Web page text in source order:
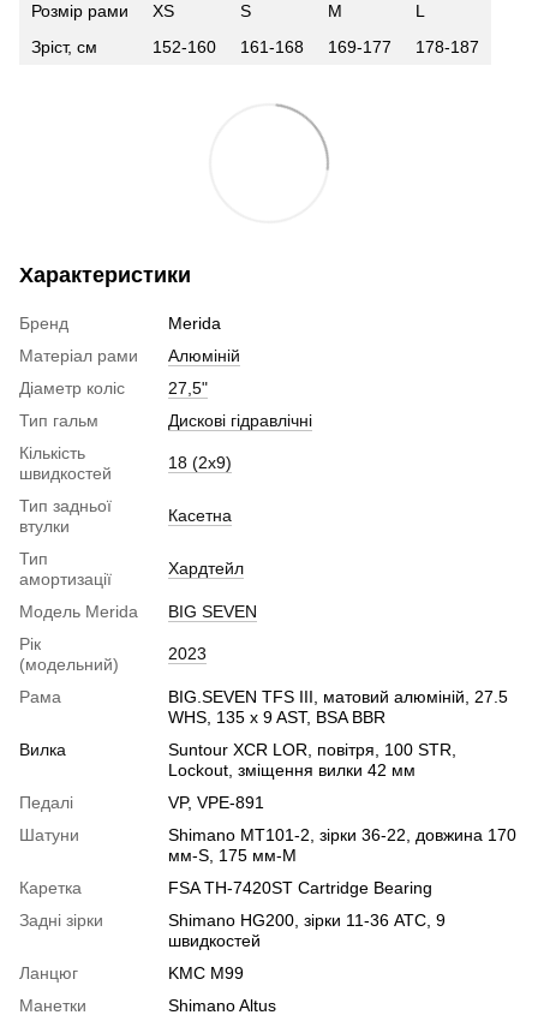
Розмір рами XS S M
L
Зріст, см
152-160 161-168 169-177 178-187
Характеристики
Бренд
Merida
Матеріал рами
Алюміній
Діаметр коліс
27,5"
Тип гальм
Дискові гідравлічні
Кількість
швидкостей
18 (2x9)
Тип задньої
втулки
Касетна
Тип
амортизації
Хардтейл
Модель Merida
BIG SEVEN
Рік
(модельний)
2023
Рама
BIG.SEVEN TFS III, матовий алюміній, 27.5
WHS, 135 x 9 AST, BSA BBR
Вилка
Suntour XCR LOR, повітря, 100 STR,
Lockout, зміщення вилки 42 мм
Педалі
VP, VPE-891
Шатуни
Shimano MT101-2, зірки 36-22, довжина 170
мм-S, 175 мм-M
Каретка
FSA TH-7420ST Cartridge Bearing
Задні зірки
Shimano HG200, зірки 11-36 ATC, 9
швидкостей
Ланцюг
KMC M99
Манетки
Shimano Altus